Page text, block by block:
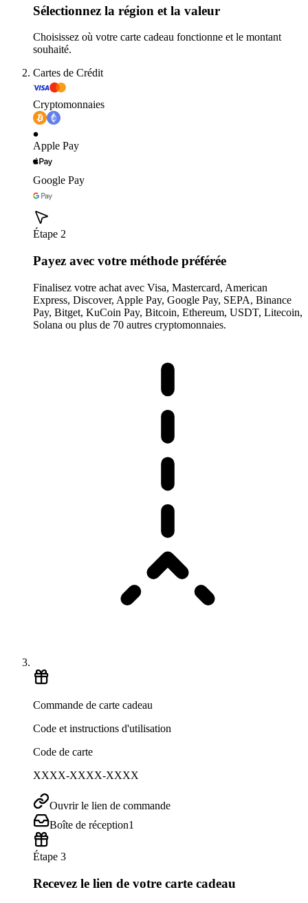
Sélectionnez la région et la valeur
Choisissez où votre carte cadeau fonctionne et le montant
souhaité.
Cartes de Crédit
Cryptomonnaies
Apple Pay
Google Pay
Étape 2
Payez avec votre méthode préférée
Finalisez votre achat avec Visa, Mastercard, American
Express, Discover, Apple Pay, Google Pay, SEPA, Binance
Pay, Bitget, KuCoin Pay, Bitcoin, Ethereum, USDT, Litecoin,
Solana ou plus de 70 autres cryptomonnaies.
Commande de carte cadeau
Code et instructions d'utilisation
Code de carte
XXXX-XXXX-XXXX
Ouvrir le lien de commande
Boîte de réception1
Étape 3
Recevez le lien de votre carte cadeau